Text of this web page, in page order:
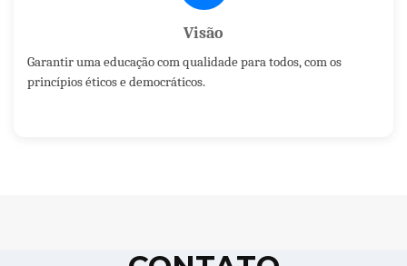
Visão
Garantir uma educação com qualidade para todos, com os
princípios éticos e democráticos.